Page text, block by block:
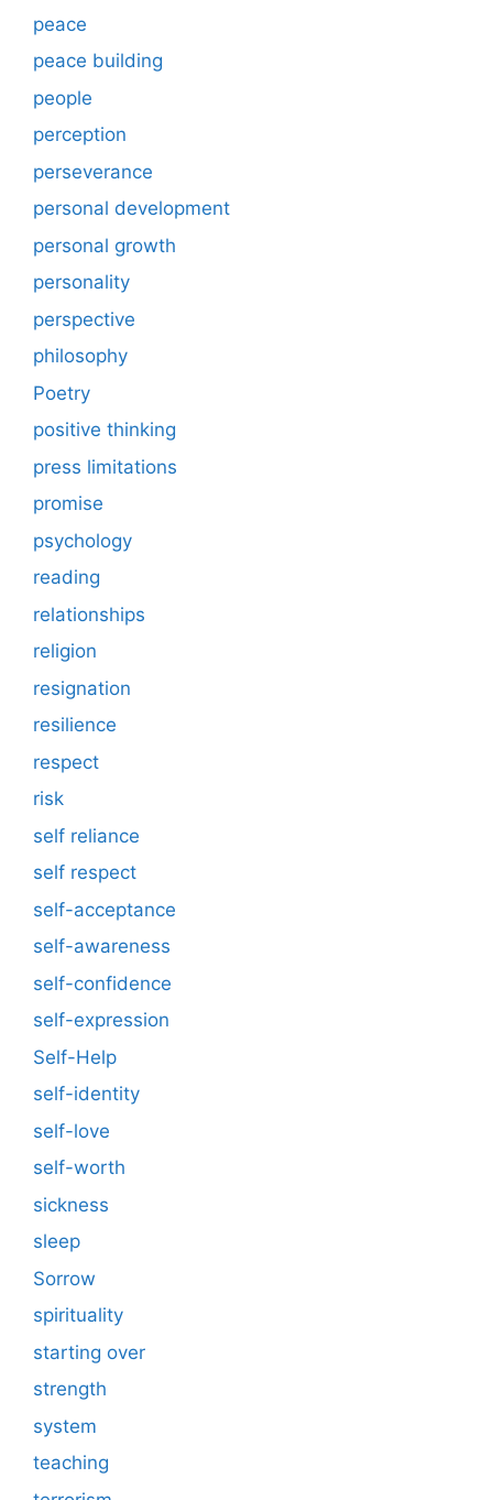
peace
peace building
people
perception
perseverance
personal development
personal growth
personality
perspective
philosophy
Poetry
positive thinking
press limitations
promise
psychology
reading
relationships
religion
resignation
resilience
respect
risk
self reliance
self respect
self-acceptance
self-awareness
self-confidence
self-expression
Self-Help
self-identity
self-love
self-worth
sickness
sleep
Sorrow
spirituality
starting over
strength
system
teaching